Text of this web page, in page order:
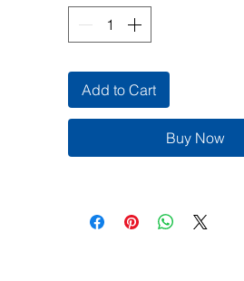
Add to Cart
Buy Now